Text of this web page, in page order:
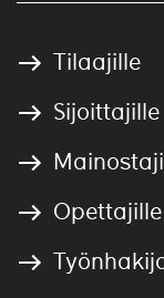
Tilaajille
Sijoittajille
Opettajille